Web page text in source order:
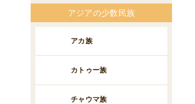
アジアの少数民族
アカ族
カトゥー族
チャウマ族